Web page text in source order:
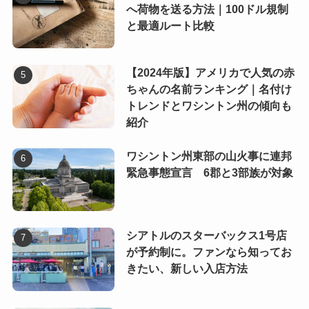
へ荷物を送る方法｜100ドル規制
と最適ルート比較
【2024年版】アメリカで人気の赤
ちゃんの名前ランキング｜名付け
トレンドとワシントン州の傾向も
紹介
ワシントン州東部の山火事に連邦
緊急事態宣言 6郡と3部族が対象
シアトルのスターバックス1号店
が予約制に。ファンなら知ってお
きたい、新しい入店方法